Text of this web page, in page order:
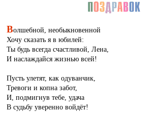
Волшебной, необыкновенной
Хочу сказать я в юбилей:
Ты будь всегда счастливой, Лена,
И наслаждайся жизнью всей!
Пусть улетят, как одуванчик,
Тревоги и копна забот,
И, подмигнув тебе, удача
В судьбу уверенно войдёт!